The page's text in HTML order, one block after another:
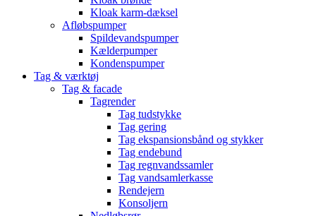
Kloak karm-dæksel
Afløbspumper
Spildevandspumper
Kælderpumper
Kondenspumper
Tag & værktøj
Tag & facade
Tagrender
Tag tudstykke
Tag gering
Tag ekspansionsbånd og stykker
Tag endebund
Tag regnvandssamler
Tag vandsamlerkasse
Rendejern
Konsoljern